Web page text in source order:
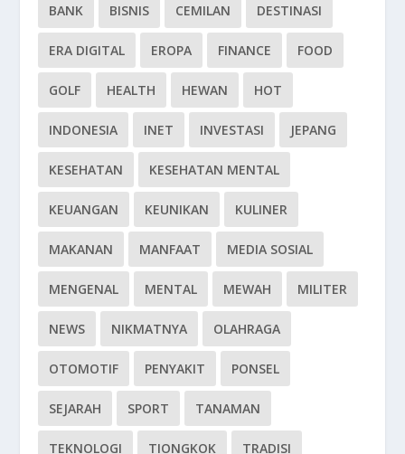
BANK BISNIS CEMILAN DESTINASI
ERA DIGITAL EROPA FINANCE FOOD
GOLF HEALTH HEWAN HOT
INDONESIA INET INVESTASI JEPANG
KESEHATAN KESEHATAN MENTAL
KEUANGAN KEUNIKAN KULINER
MAKANAN MANFAAT MEDIA SOSIAL
MENGENAL MENTAL MEWAH MILITER
NEWS NIKMATNYA OLAHRAGA
OTOMOTIF PENYAKIT PONSEL
SEJARAH SPORT TANAMAN
TEKNOLOGI TIONGKOK TRADISI